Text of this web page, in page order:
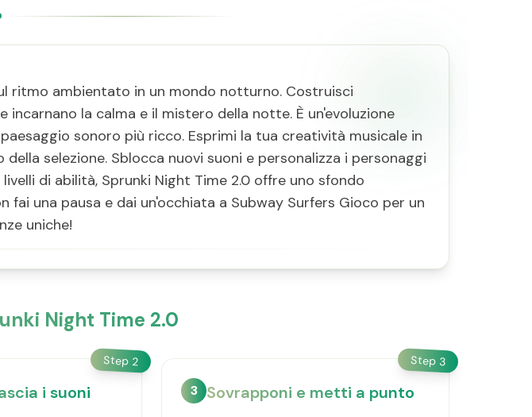
ritmo ambientato in un mondo notturno. Costruisci
la calma e il mistero della notte. È un'evoluzione
sonoro più ricco. Esprimi la tua creatività musicale in
selezione. Sblocca nuovi suoni e personalizza i personaggi
di abilità, Sprunki Night Time 2.0 offre uno sfondo
una pausa e dai un'occhiata a Subway Surfers Gioco per un
uniche!
Night Time 2.0
Step 2
i suoni
Step 3
3 Sovrapponi e metti a punto